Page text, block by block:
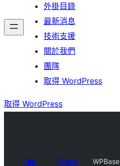
外掛目錄
最新消息
技術支援
關於我們
團隊
取得 WordPress
取得 WordPress
Plugin
WPBase